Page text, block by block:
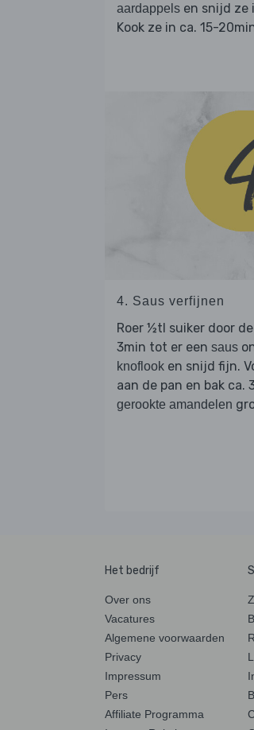
aardappels en snijd ze
Kook ze in ca. 15-
4. Saus verfijnen
Roer ½tl suiker door
3min tot er een saus
knoflook en snijd fijn.
aan de pan en bak ca.
gerookte amandelen
Het bedrijf
Over ons
Vacatures
Algemene voorwaarden
Privacy
Impressum
Pers
Affiliate Programma